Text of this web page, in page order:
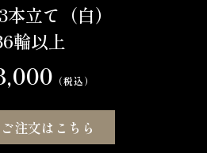
立て（白）
輪以上
（税込）
注文はこちら